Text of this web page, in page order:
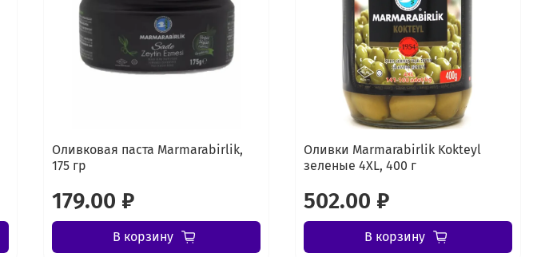
Оливковая паста Marmarabirlik,
175 гр
179.00 ₽
В корзину
Оливки Marmarabirlik Kokteyl
зеленые 4XL, 400 г
502.00 ₽
В корзину